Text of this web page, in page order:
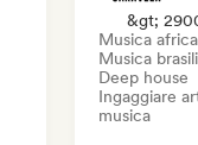
&gt;
Musica
Musica
Deep house
Ingaggiare
musica